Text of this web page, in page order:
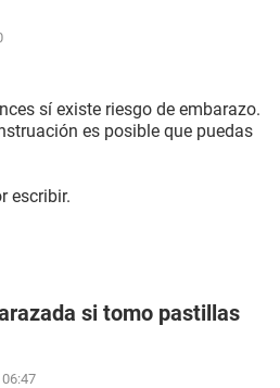
sí existe riesgo de embarazo.
es posible que puedas
escribir.
si tomo pastillas